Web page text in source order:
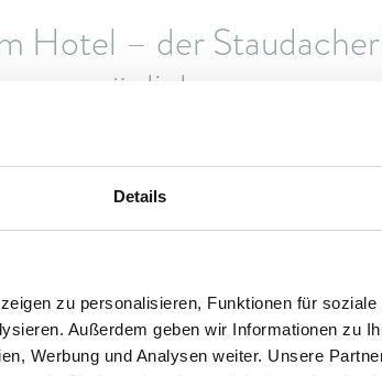
Details
zu personalisieren, Funktionen für
Außerdem geben wir Informationen zu
Werbung und Analysen weiter. Unsere
Hotel – der
möglich
wirklich gelingt, braucht
richtigen Ort. Einen Ort wie den
auf alpinen Lifestyle. Perfekt für
neue Kraft tanken möchten.